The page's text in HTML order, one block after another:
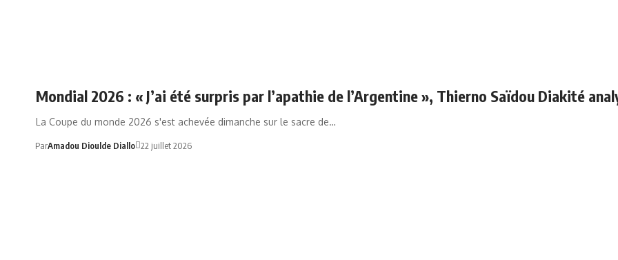
Mondial 2026 : « J’ai été surpris par l’apathie de l’Argentine », Thierno Saïdou Diakité
La Coupe du monde 2026 s'est achevée dimanche sur le sacre de…
ParAmadou Dioulde Diallo 22 juillet 2026